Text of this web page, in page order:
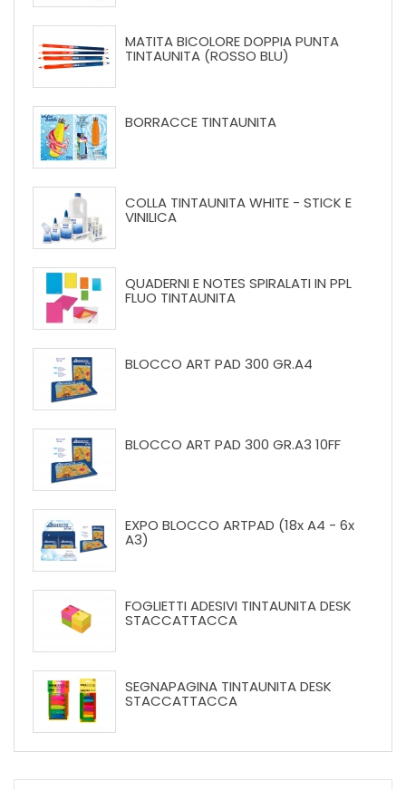
MATITA BICOLORE DOPPIA PUNTA
TINTAUNITA (ROSSO BLU)
BORRACCE TINTAUNITA
COLLA TINTAUNITA WHITE - STICK E
VINILICA
QUADERNI E NOTES SPIRALATI IN PPL
FLUO TINTAUNITA
BLOCCO ART PAD 300 GR.A4
BLOCCO ART PAD 300 GR.A3 10FF
EXPO BLOCCO ARTPAD (18x A4 - 6x
A3)
FOGLIETTI ADESIVI TINTAUNITA DESK
STACCATTACCA
SEGNAPAGINA TINTAUNITA DESK
STACCATTACCA